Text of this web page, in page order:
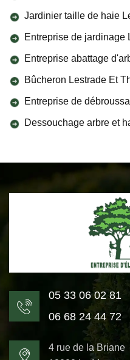
Jardinier taille de haie
Entreprise de jardinage
Entreprise abattage
Bûcheron Lestrade Et
Entreprise de
Dessouchage arbre et
05 33 06 02 81
06 68 24 44 72
4 rue de la Briane